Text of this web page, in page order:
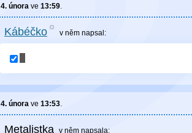
4. února ve 13:59
Kábéčko v němnapsal:
4. února ve 13:53
Metalistka v něm napsala: